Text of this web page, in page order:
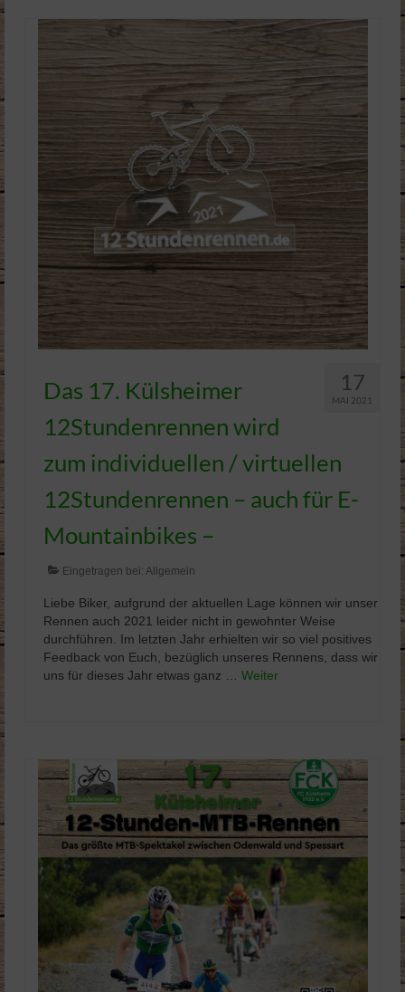
17
MAI 2021
Das 17. Külsheimer
12Stundenrennen wird
zum individuellen / virtuellen
12Stundenrennen – auch für E-
Mountainbikes –
Eingetragen bei: Allgemein
Liebe Biker, aufgrund der aktuellen Lage können wir unser
Rennen auch 2021 leider nicht in gewohnter Weise
durchführen. Im letzten Jahr erhielten wir so viel positives
Feedback von Euch, bezüglich unseres Rennens, dass wir
uns für dieses Jahr etwas ganz … Weiter